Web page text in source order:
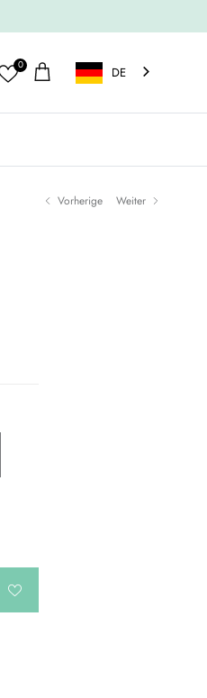
0
Einkaufswagen DE
Vorherige Weiter